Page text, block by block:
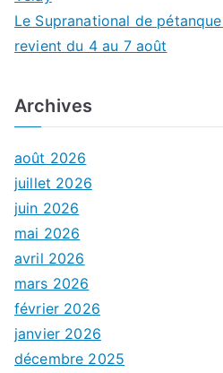
Le Supranational de
revient du 4 au 7 août
Archives
août 2026
juillet 2026
juin 2026
mai 2026
avril 2026
mars 2026
février 2026
janvier 2026
décembre 2025